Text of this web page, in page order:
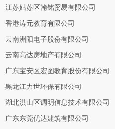
江苏姑苏区翰铭贸易有限公司
香港涛元教育有限公司
云南洲阳电子股份有限公司
云南高达房地产有限公司
广东宝安区宏图教育股份有限公司
黑龙江力世环保有限公司
湖北洪山区调明信息技术有限公司
广东东莞优达建筑有限公司